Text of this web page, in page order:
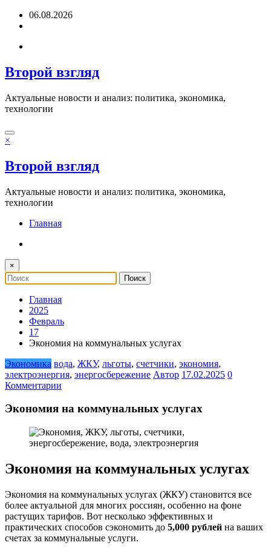
Перейти06.08.2026
Второй взгляд
Актуальные новости и анализ: политика, экономика,
технологии
×
Второй взгляд
Актуальные новости и анализ: политика, экономика,
технологии
Главная
×
Главная
2025
Февраль
17
Экономия на коммунальных услугах
Экономика вода, ЖКУ, льготы, счетчики, экономия,
электроэнергия, энергосбережение Автор 17.02.2025 0
Комментарии
Экономия на коммунальных услугах
Экономия на коммунальных услугах
Экономия на коммунальных услугах (ЖКУ) становится все
более актуальной для многих россиян, особенно на фоне
растущих тарифов. Вот несколько эффективных и
практических способов сэкономить до 5,000 рублей на ваших
счетах за коммунальные услуги.